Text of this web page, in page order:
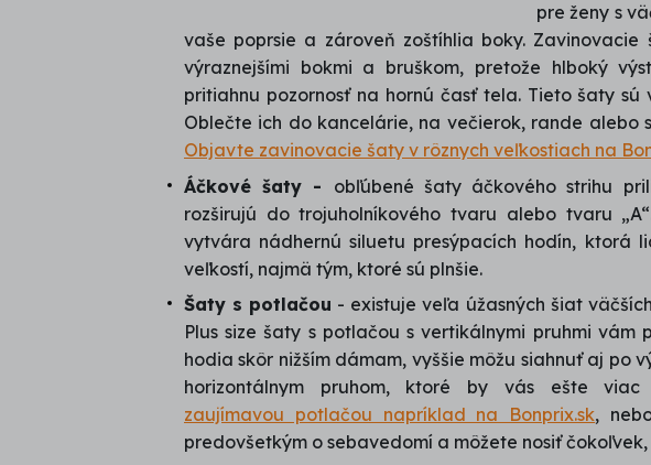
pre ženy s
vaše poprsie a zároveň zoštíhlia boky.
výraznejšími bokmi a bruškom, pretože hlboký
pritiahnu pozornosť na hornú časť tela. Tieto šaty sú
Oblečte ich do kancelárie, na večierok, rande alebo
Objavte zavinovacie šaty v rôznych veľkostiach na
Áčkové šaty - obľúbené šaty áčkového strihu
rozširujú do trojuholníkového tvaru alebo tvaru
vytvára nádhernú siluetu presýpacích hodín, ktorá
veľkostí, najmä tým, ktoré sú plnšie.
Šaty s potlačou - existuje veľa úžasných šiat
Plus size šaty s potlačou s vertikálnymi pruhmi vám
hodia skôr nižším dámam, vyššie môžu siahnuť aj po
horizontálnym pruhom, ktoré by vás ešte
zaujímavou potlačou napríklad na Bonprix.sk,
predovšetkým o sebavedomí a môžete nosiť